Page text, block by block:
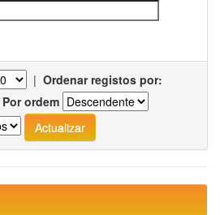
| Ordenar registos por:
Por ordem